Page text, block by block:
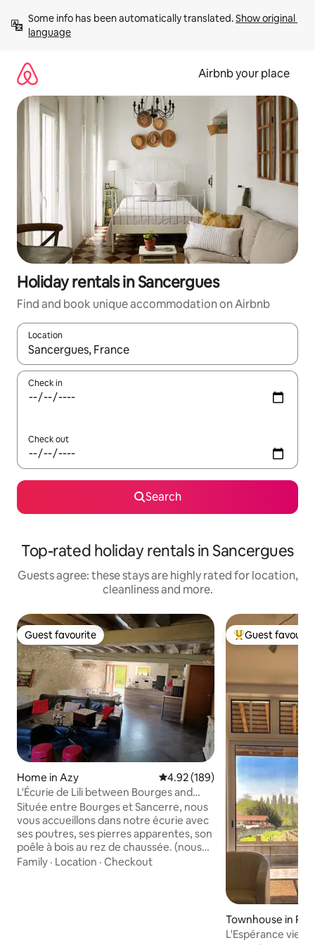
content
Some info has been automatically translated. Show original
language
Airbnb your place
Holiday rentals in Sancergues
Find and book unique accommodation on Airbnb
Location
When results are available, navigate with the up and down
Check in
Check out
Search
Top-rated holiday rentals in Sancergues
Guests agree: these stays are highly rated for location,
cleanliness and more.
Guest favourite
Guest favourite
Home in Azy 4.92 out of 5 average rating,
4.92 (189)
L'Écurie de Lili between Bourges and
Sancerre
Située entre Bourges et Sancerre, nous
vous accueillons dans notre écurie avec
ses poutres, ses pierres apparentes, son
poêle à bois au rez de chaussée. (nous
fournissons le bois). Un mélange alliant le
Family · Location · Checkout
Top guest
Guest
Townhouse in
ire
L'Espérance view